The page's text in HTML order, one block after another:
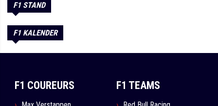
F1 STAND
F1 KALENDER
F1 COUREURS F1 TEAMS